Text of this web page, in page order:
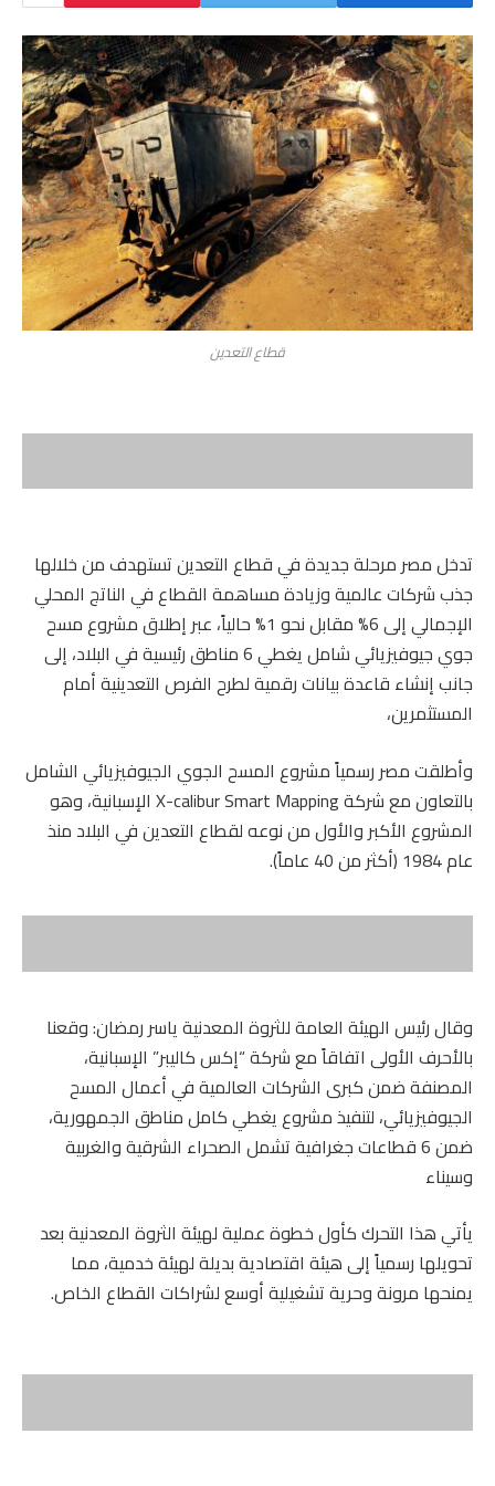
قطاع التعدين
تدخل مصر مرحلة جديدة في قطاع التعدين تستهدف من خلالها
جذب شركات عالمية وزيادة مساهمة القطاع في الناتج المحلي
الإجمالي إلى 6% مقابل نحو 1% حالياً، عبر إطلاق مشروع مسح
جوي جيوفيزيائي شامل يغطي 6 مناطق رئيسية في البلاد، إلى
جانب إنشاء قاعدة بيانات رقمية لطرح الفرص التعدينية أمام
المستثمرين،
وأطلقت مصر رسمياً مشروع المسح الجوي الجيوفيزيائي الشامل
بالتعاون مع شركة X-calibur Smart Mapping الإسبانية، وهو
المشروع الأكبر والأول من نوعه لقطاع التعدين في البلاد منذ
عام 1984 (أكثر من 40 عاماً).
وقال رئيس الهيئة العامة للثروة المعدنية ياسر رمضان: وقعنا
بالأحرف الأولى اتفاقاً مع شركة “إكس كاليبر” الإسبانية،
المصنفة ضمن كبرى الشركات العالمية في أعمال المسح
الجيوفيزيائي، لتنفيذ مشروع يغطي كامل مناطق الجمهورية،
ضمن 6 قطاعات جغرافية تشمل الصحراء الشرقية والغربية
وسيناء
يأتي هذا التحرك كأول خطوة عملية لهيئة الثروة المعدنية بعد
تحويلها رسمياً إلى هيئة اقتصادية بديلة لهيئة خدمية، مما
يمنحها مرونة وحرية تشغيلية أوسع لشراكات القطاع الخاص.